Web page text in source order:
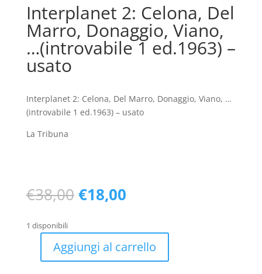
Interplanet 2: Celona, Del
Marro, Donaggio, Viano,
…(introvabile 1 ed.1963) –
usato
Interplanet 2: Celona, Del Marro, Donaggio, Viano, …
(introvabile 1 ed.1963) – usato
La Tribuna
€38,00 Il
prezzo
era:
€38,00.
€18,00Il
è:
€18,00.
1 disponibili
InterplanetAggiungi al carrello